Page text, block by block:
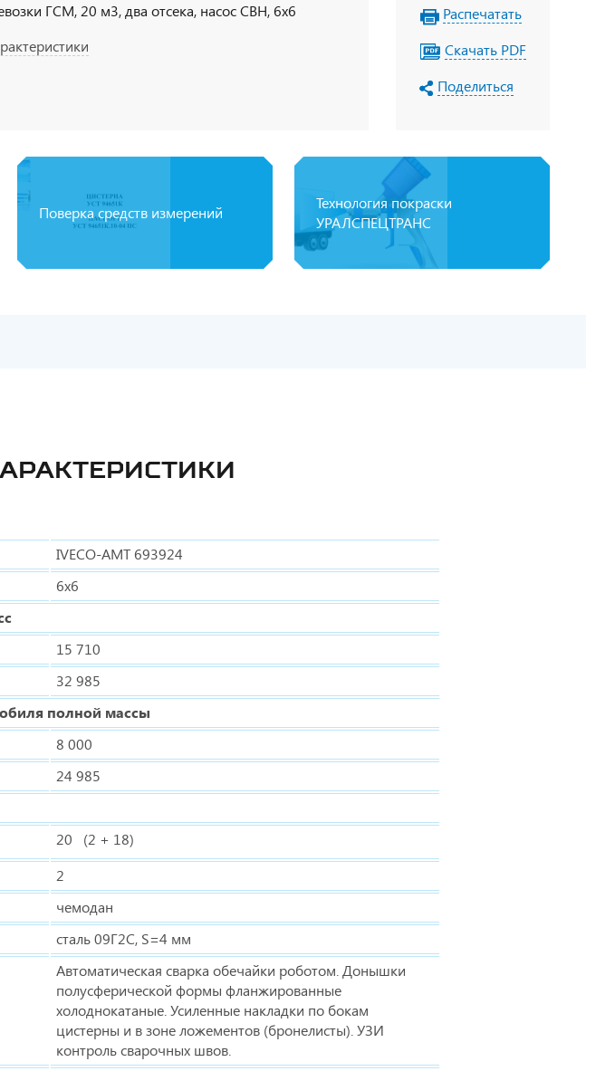
ГСМ, 20 м3, два отсека, насос СВН, 6х6
Распечатать
Скачать PDF
Поделиться
Поверка средств измерений
Технология покраски
УРАЛСПЕЦТРАНС
IVECO-AMT 693924
6х6
15 710
32 985
полной массы
8 000
24 985
20 (2 + 18)
2
чемодан
сталь 09Г2С, S=4 мм
Автоматическая сварка обечайки роботом. Донышки
полусферической формы фланжированные
холоднокатаные. Усиленные накладки по бокам
цистерны и в зоне ложементов (бронелисты). УЗИ
контроль сварочных швов.